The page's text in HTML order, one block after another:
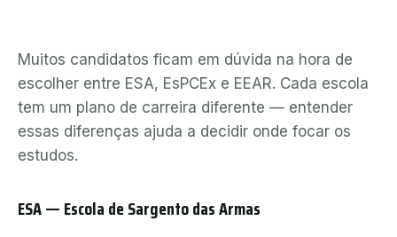
Muitos candidatos ficam em dúvida na hora de
escolher entre ESA, EsPCEx e EEAR. Cada escola
tem um plano de carreira diferente — entender
essas diferenças ajuda a decidir onde focar os
estudos.
ESA — Escola de Sargento das Armas